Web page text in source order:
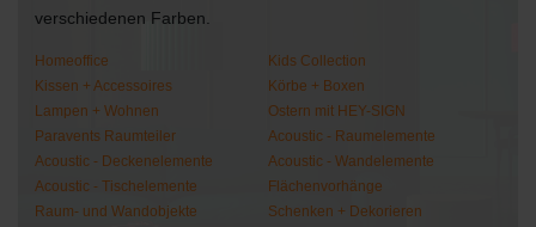
verschiedenen Farben.
Homeoffice
Kids Collection
Kissen + Accessoires
Körbe + Boxen
Lampen + Wohnen
Ostern mit HEY-SIGN
Paravents Raumteiler
Acoustic - Raumelemente
Acoustic - Deckenelemente
Acoustic - Wandelemente
Acoustic - Tischelemente
Flächenvorhänge
Raum- und Wandobjekte
Schenken + Dekorieren